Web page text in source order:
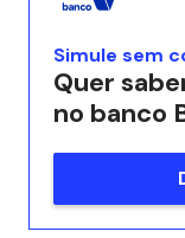
Simule sem
Quer
no banco